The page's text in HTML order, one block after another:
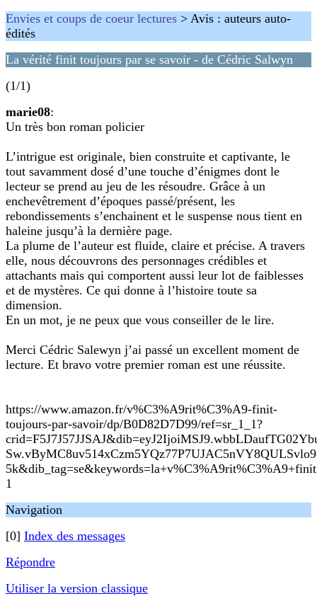
Envies et coups de coeur lectures > Avis : auteurs auto-
édités
La vérité finit toujours par se savoir - de Cédric Salwyn
(1/1)
marie08:
Un très bon roman policier
L’intrigue est originale, bien construite et captivante, le
tout savamment dosé d’une touche d’énigmes dont le
lecteur se prend au jeu de les résoudre. Grâce à un
enchevêtrement d’époques passé/présent, les
rebondissements s’enchainent et le suspense nous tient en
haleine jusqu’à la dernière page.
La plume de l’auteur est fluide, claire et précise. A travers
elle, nous découvrons des personnages crédibles et
attachants mais qui comportent aussi leur lot de faiblesses
et de mystères. Ce qui donne à l’histoire toute sa
dimension.
En un mot, je ne peux que vous conseiller de le lire.
Merci Cédric Salewyn j’ai passé un excellent moment de
lecture. Et bravo votre premier roman est une réussite.
https://www.amazon.fr/v%C3%A9rit%C3%A9-finit-
toujours-par-savoir/dp/B0D82D7D99/ref=sr_1_1?
1
Navigation
[0] Index des messages
Répondre
Utiliser la version classique